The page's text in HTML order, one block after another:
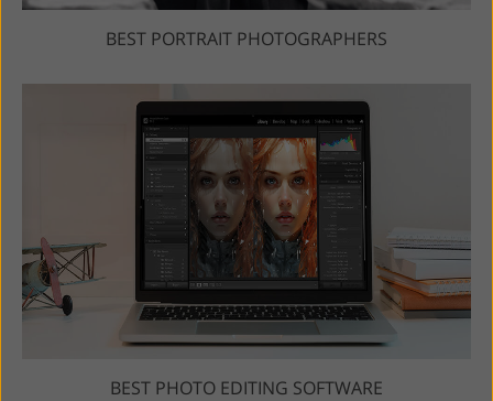
BEST PORTRAIT PHOTOGRAPHERS
BEST PHOTO EDITING SOFTWARE